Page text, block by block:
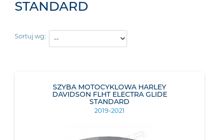
STANDARD
Sortuj wg:
SZYBA MOTOCYKLOWA HARLEY
DAVIDSON FLHT ELECTRA GLIDE
STANDARD
2019-2021